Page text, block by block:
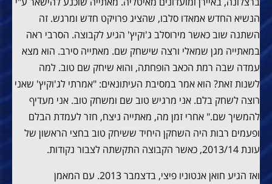
הנשיא החדש אמאדו סלבו, שהציג פרויקט חדש ומרגש. זה
השתנה שוב כאשר מירוסלב ג'וקיץ' הגיע לקבוצה. הסרבי ראה
במאתייה מגן שמאלי ורצה שישחק שם. מאתייה סירב. הוא מצא
עמדה שבה רמת הכאב הופחתה, והוא שיחק שם טוב. למה
לשנות זאת? הוא אמר במסיבת העיתונאים: "אמרתי לג'וקיץ' שאני
רוצה לשחק בלם. אני מרגיש טוב שם ומשחק טוב. אני מעדיף
להמשיך שם." אחרי זמן מה, מאתייה ניצח, חזר לעמדת הבלם
ופעמים רבות היה השחקן היחיד ששיחק טוב בחצי הראשון של
עונת 2013/14, כאשר הקבוצה התקשתה לצבור נקודות.
ואז הגיע חואן אנטוניו פיצי, בדצמבר 2013. עם המאמן